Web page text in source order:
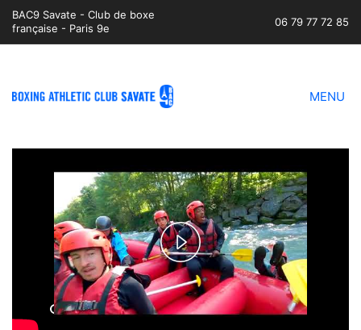
BAC9 Savate - Club de boxe
française - Paris 9e
06 79 77 72 85
MENU
Play
Video